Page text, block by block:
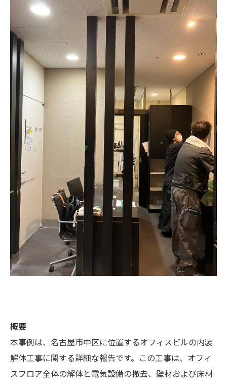
概要
本事例は、名古屋市中区に位置するオフィスビルの内装
解体工事に関する詳細な報告です。この工事は、オフィ
スフロア全体の解体と電気設備の撤去、壁材および床材